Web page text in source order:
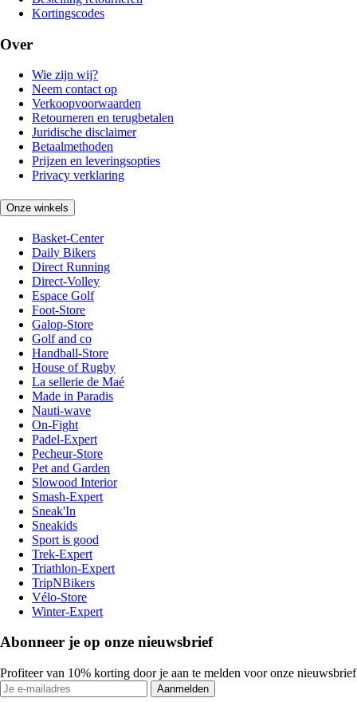
Kortingscodes
Over
Wie zijn wij?
Neem contact op
Verkoopvoorwaarden
Retourneren en terugbetalen
Juridische disclaimer
Betaalmethoden
Prijzen en leveringsopties
Privacy verklaring
Onze winkels
Basket-Center
Daily Bikers
Direct Running
Direct-Volley
Espace Golf
Foot-Store
Galop-Store
Golf and co
Handball-Store
House of Rugby
La sellerie de Maé
Made in Paradis
Nauti-wave
On-Fight
Padel-Expert
Pecheur-Store
Pet and Garden
Slowood Interior
Smash-Expert
Sneak'In
Sneakids
Sport is good
Trek-Expert
Triathlon-Expert
TripNBikers
Vélo-Store
Winter-Expert
Abonneer je op onze nieuwsbrief
Profiteer van 10% korting door je aan te melden voor onze nieuwsbrief
Aanmelden